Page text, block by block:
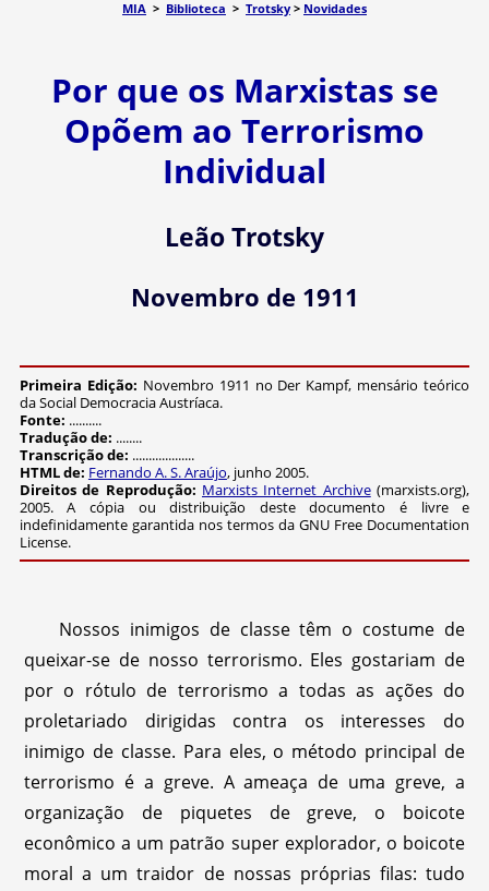
MIA > Biblioteca > Trotsky > Novidades
Por que os Marxistas se
Opõem ao Terrorismo
Individual
Leão Trotsky
Novembro de 1911
Primeira Edição: Novembro 1911 no Der Kampf, mensário teórico
da Social Democracia Austríaca.
Fonte: ..........
Tradução de: ........
Transcrição de: ...................
HTML de: Fernando A. S. Araújo, junho 2005.
Direitos de Reprodução: Marxists Internet Archive(marxists.org),
2005. A cópia ou distribuição deste documento é livre e
indefinidamente garantida nos termos da GNU Free Documentation
License.
Nossos inimigos de classe têm o costume de
queixar-se de nosso terrorismo. Eles gostariam de
por o rótulo de terrorismo a todas as ações do
proletariado dirigidas contra os interesses do
inimigo de classe. Para eles, o método principal de
terrorismo é a greve. A ameaça de uma greve, a
organização de piquetes de greve, o boicote
econômico a um patrão super explorador, o boicote
moral a um traidor de nossas próprias filas: tudo